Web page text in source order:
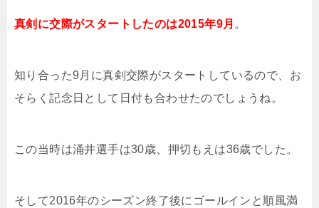
真剣に交際がスタートしたのは2015年9月 。
知り合った9月に真剣交際がスタートしているので、お
そらく記念日として日付も合わせたのでしょうね。
この当時は涌井選手は30歳、押切もえは36歳でした。
そして2016年のシーズン終了後にゴールインと順風満